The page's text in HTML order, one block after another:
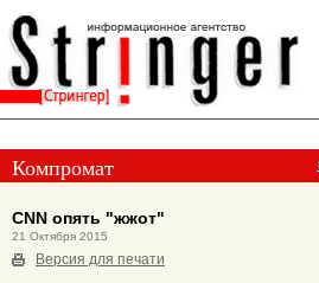
Компромат
CNN опять "жжот"
21 Октября 2015
Версия для печати